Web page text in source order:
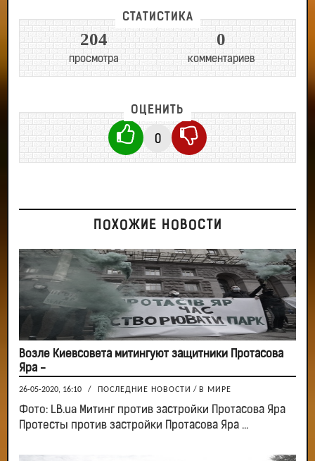
СТАТИСТИКА
204
просмотра
0
комментариев
ОЦЕНИТЬ
0
ПОХОЖИЕ НОВОСТИ
Возле Киевсовета митингуют защитники Протасова
Яра -
26-05-2020, 16:10 / ПОСЛЕДНИЕ НОВОСТИ / В МИРЕ
Фото: LB.ua Митинг против застройки Протасова Яра
Протесты против застройки Протасова Яра ...